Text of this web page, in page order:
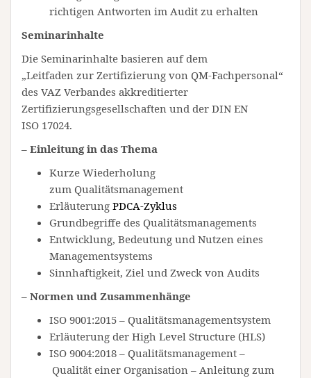
richtigen Antworten im Audit zu erhalten
Seminarinhalte
Die Seminarinhalte basieren auf dem
„Leitfaden zur Zertifizierung von QM-Fachpersonal“
des VAZ Verbandes akkreditierter
Zertifizierungsgesellschaften und der DIN EN
ISO 17024.
– Einleitung in das Thema
Kurze Wiederholung
zum Qualitätsmanagement
Erläuterung PDCA-Zyklus
Grundbegriffe des Qualitätsmanagements
Entwicklung, Bedeutung und Nutzen eines
Managementsystems
Sinnhaftigkeit, Ziel und Zweck von Audits
– Normen und Zusammenhänge
ISO 9001:2015 – Qualitätsmanagementsystem
Erläuterung der High Level Structure (HLS)
ISO 9004:2018 – Qualitätsmanagement –
Qualität einer Organisation – Anleitung zum